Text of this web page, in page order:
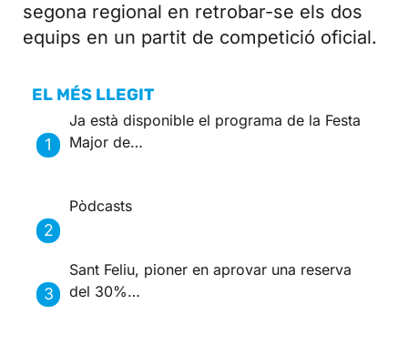
segona regional en retrobar-se els dos
equips en un partit de competició oficial.
EL MÉS LLEGIT
Ja està disponible el programa de la Festa
Major de…
Pòdcasts
Sant Feliu, pioner en aprovar una reserva
del 30%…